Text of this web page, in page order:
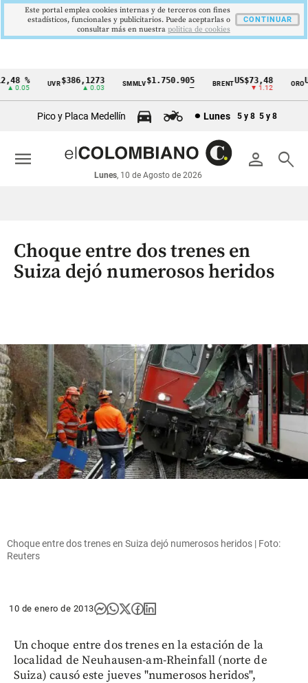
Cintillo
económicos
Colombia
%
0.05
UVR$386,1273
▲ 0.03
SMMLV$1.750.905 BRENTUS$73,48
▼ 1.12
ORO
Pico y Placa Medellín Lunes 5 y 8 5 y 8
person search
Lunes, 10 de Agosto de 2026
menu
Choque entre dos trenes en
Suiza dejó numerosos heridos
Choque entre dos trenes en Suiza dejó numerosos heridos | Foto:
Reuters
10 de enero de 2013
Un choque entre dos trenes en la estación de la
localidad de Neuhausen-am-Rheinfall (norte de
Suiza) causó este jueves "numerosos heridos",
Este portal emplea cookies internas y de terceros con fines
estadísticos, funcionales y publicitarios. Puede aceptarlas o
consultar más en nuestra politica de cookies
CONTINUAR